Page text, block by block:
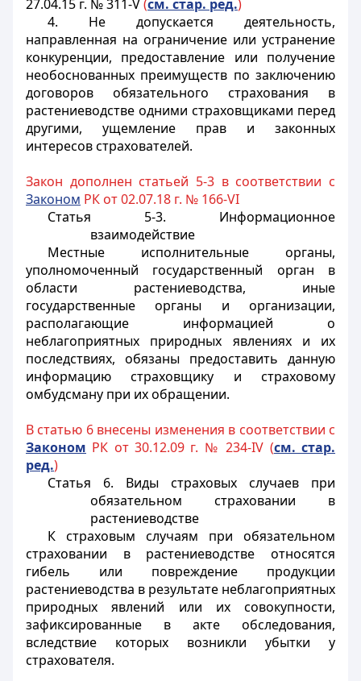
27.04.15 г. № 311-V(см. стар. ред.)
4. Не допускается деятельность,
направленная на ограничение или устранение
конкуренции, предоставление или получение
необоснованных преимуществ по заключению
договоров обязательного страхования в
растениеводстве одними страховщиками перед
другими, ущемление прав и законных
интересов страхователей.
Закон дополнен статьей 5-3 в соответствии с
Законом РК от 02.07.18 г. № 166-VI
Статья 5-3. Информационное
взаимодействие
Местные исполнительные органы,
уполномоченный государственный орган в
области растениеводства, иные
государственные органы и организации,
располагающие информацией о
неблагоприятных природных явлениях и их
последствиях, обязаны предоставить данную
информацию страховщику и страховому
омбудсману при их обращении.
В статью 6 внесены изменения в соответствии с
Законом РК от 30.12.09 г. № 234-IV (см. стар.
ред.)
Статья 6. Виды страховых случаев при
обязательном страховании в
растениеводстве
К страховым случаям при обязательном
страховании в растениеводстве относятся
гибель или повреждение продукции
растениеводства в результате неблагоприятных
природных явлений или их совокупности,
зафиксированные в акте обследования,
вследствие которых возникли убытки у
страхователя.